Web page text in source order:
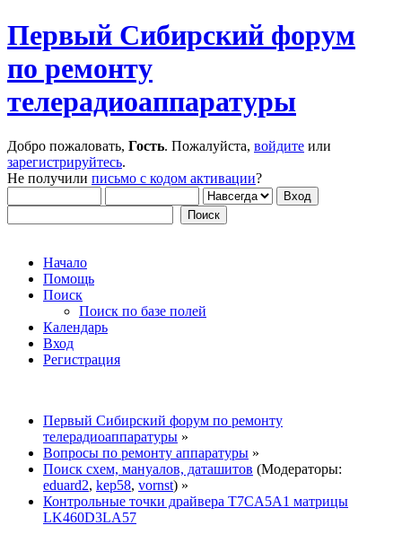
Первый Сибирский форум
по ремонту
телерадиоаппаратуры
Добро пожаловать, Гость. Пожалуйста, войдите или
зарегистрируйтесь.
Не получили письмо с кодом активации?
Начало
Помощь
Поиск
Поиск по базе полей
Календарь
Вход
Регистрация
Первый Сибирский форум по ремонту
телерадиоаппаратуры »
Вопросы по ремонту аппаратуры »
Поиск схем, мануалов, даташитов (Модераторы:
eduard2, kep58, vornst) »
Контрольные точки драйвера T7CA5A1 матрицы
LK460D3LA57